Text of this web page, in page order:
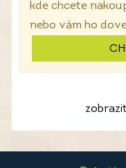
kde chcete
nebo vám ho